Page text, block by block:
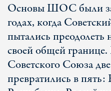
Основы ШОС были
годах, когда
пытались преодолеть
своей общей
Советского Союза
превратились в